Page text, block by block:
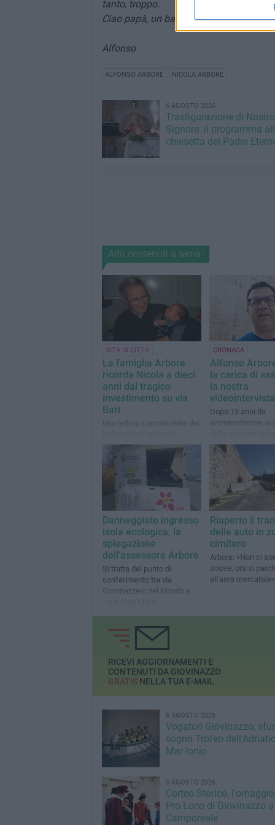
tanto, troppo.
Ciao papà, un bacio ovunque o
Alfonso
ALFONSO ARBORE NICOLA ARBORE
6 AGOSTO 2026
Trasfigurazione di Nostro
Signore: il programma
chiesetta del Padre
Altri contenuti a tema
VITA DI CITTÀ
La famiglia Arbore
ricorda Nicola a dieci
anni dal tragico
investimento su via
Bari
Una lettera commovente dei
dimenticare quella tragedia
CRONACA
Alfonso
la carica di
la nostra
videointervista
Dopo 13 anni da
amministratore ai
che fu guidato da
Depalma
Danneggiato ingresso
isola ecologica, la
spiegazione
dell'assessore Arbore
Si tratta del punto di
conferimento tra via
Giovinazzesi nel Mondo e
Riaperto il
delle auto in
cimitero
Arbore: «Non ci
scuse, ora si
all'area mercatale»
RICEVI AGGIORNAMENTI E
CONTENUTI DA GIOVINAZZO
GRATISNELLA TUA E-MAIL
6 AGOSTO 2026
Vogatori Giovinazzo,
sogno Trofeo
Mar Ionio
5 AGOSTO 2026
Corteo Storico,
Pro Loco di Giovinazzo a
Camporeale